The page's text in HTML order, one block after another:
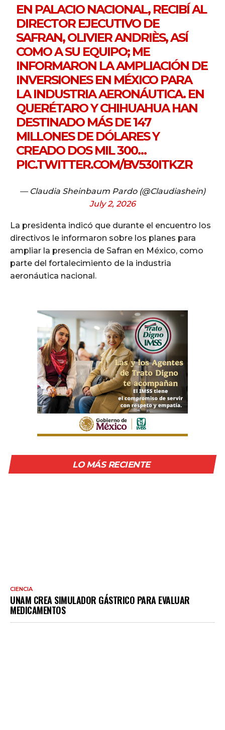
EN PALACIO NACIONAL, RECIBÍ AL
DIRECTOR EJECUTIVO DE
SAFRAN, OLIVIER ANDRIÈS, ASÍ
COMO A SU EQUIPO; ME
INFORMARON LA AMPLIACIÓN DE
INVERSIONES EN MÉXICO PARA
LA INDUSTRIA AERONÁUTICA. EN
QUERÉTARO Y CHIHUAHUA HAN
DESTINADO MÁS DE 147
MILLONES DE DÓLARES Y
CREADO DOS MIL 300…
PIC.TWITTER.COM/BV530ITKZR
— Claudia Sheinbaum Pardo (@Claudiashein)
July 2, 2026
La presidenta indicó que durante el encuentro los
directivos le informaron sobre los planes para
ampliar la presencia de Safran en México, como
parte del fortalecimiento de la industria
aeronáutica nacional.
LO MÁS RECIENTE
CIENCIA
UNAM CREA SIMULADOR GÁSTRICO PARA EVALUAR
MEDICAMENTOS